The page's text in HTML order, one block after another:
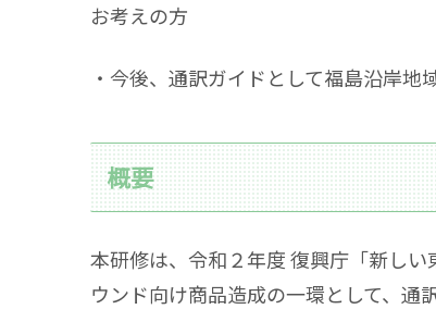
お考えの方
・今後、通訳ガイドとして福島沿岸地
概要
本研修は、令和２年度 復興庁「新し
ウンド向け商品造成の一環として、通